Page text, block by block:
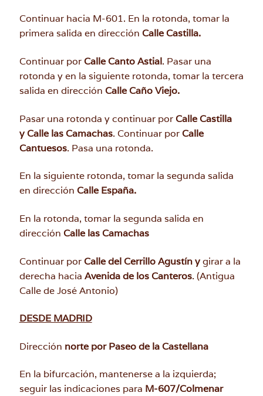
Continuar hacia M-601. En la rotonda, tomar la
primera salida en dirección Calle Castilla.
Continuar por Calle Canto Astial. Pasar una
rotonda y en la siguiente rotonda, tomar la tercera
salida en dirección Calle Caño Viejo.
Pasar una rotonda y continuar por Calle Castilla
yCalle las Camachas. Continuar por Calle
Cantuesos. Pasa una rotonda.
En la siguiente rotonda, tomar la segunda salida
en dirección Calle España.
En la rotonda, tomar la segunda salida en
dirección Calle las Camachas
Continuar por Calle del Cerrillo Agustín ygirar a la
derecha hacia Avenida de los Canteros. (Antigua
Calle de José Antonio)
DESDE MADRID
Dirección norte por Paseo de la Castellana
En la bifurcación, mantenerse a la izquierda;
seguir las indicaciones para M-607/Colmenar